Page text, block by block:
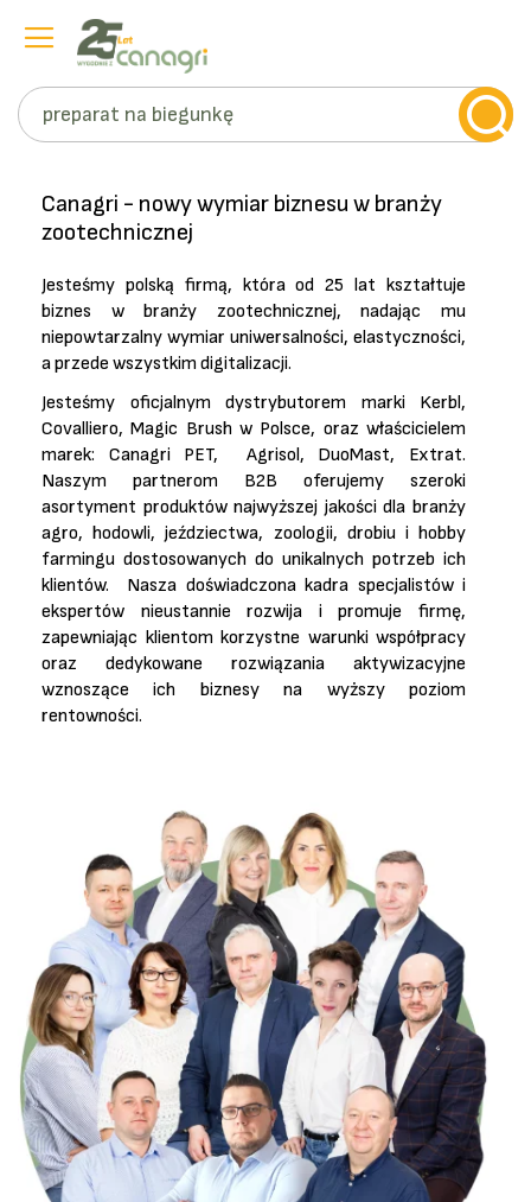
Szukaj
treści
Canagri - nowy wymiar biznesu w branży
zootechnicznej
Jesteśmy polską firmą, która od 25 lat kształtuje
biznes w branży zootechnicznej, nadając mu
niepowtarzalny wymiar uniwersalności, elastyczności,
a przede wszystkim digitalizacji.
Jesteśmy oficjalnym dystrybutorem marki Kerbl,
Covalliero, Magic Brush w Polsce, oraz właścicielem
marek: Canagri PET, Agrisol, DuoMast, Extrat.
Naszym partnerom B2B oferujemy szeroki
asortyment produktów najwyższej jakości dla branży
agro, hodowli, jeździectwa, zoologii, drobiu i hobby
farmingu dostosowanych do unikalnych potrzeb ich
klientów. Nasza doświadczona kadra specjalistów i
ekspertów nieustannie rozwija i promuje firmę,
zapewniając klientom korzystne warunki współpracy
oraz dedykowane rozwiązania aktywizacyjne
wznoszące ich biznesy na wyższy poziom
rentowności.